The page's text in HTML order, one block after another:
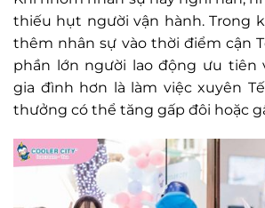
thiếu hụt người vận hành. Trong
thêm nhân sự vào thời điểm cận
phần lớn người lao động ưu tiên
gia đình hơn là làm việc xuyên
thưởng có thể tăng gấp đôi hoặc